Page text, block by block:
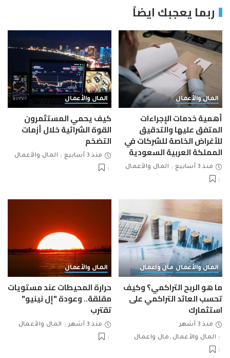
ربما يعجبك ايضاً
المال والأعمال
أهمية خدمات الإجراءات
المتفق عليها والتدقيق
للأغراض الخاصة للشركات في
المملكة العربية السعودية
منذ 3 أسابيع المال والأعمال
المال والأعمال
كيف يحمي المستثمرون
القوة الشرائية خلال أزمات
التضخم
منذ 3 أسابيع المال والأعمال
المال والأعمال مال واعمال
ما هو الربح التراكمي؟ وكيف
تحسب العائد التراكمي على
استثمارك
منذ 3 أشهر
المال والأعمال
مال واعمال
المال والأعمال
حرارة المحيطات عند مستويات
مقلقة.. وعودة "إل نينيو"
تقترب
منذ 3 أشهر المال والأعمال